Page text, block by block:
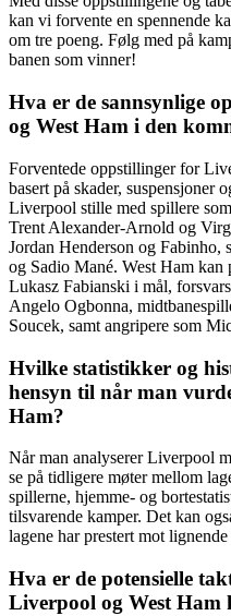
kan vi forvente en spennende
om tre poeng. Følg med på
banen som vinner!
Hva er de sannsynlige
og West Ham i den
Forventede oppstillinger for
basert på skader, suspensjoner
Liverpool stille med spillere
Trent Alexander-Arnold og
Jordan Henderson og Fabinho,
og Sadio Mané. West Ham kan
Lukasz Fabianski i mål,
Angelo Ogbonna,
Soucek, samt angripere som
Hvilke statistikker og
hensyn til når man
Ham?
Når man analyserer Liverpool
se på tidligere møter mellom
spillerne, hjemme- og
tilsvarende kamper. Det kan
lagene har prestert mot
Hva er de potensielle
Liverpool og West Ham